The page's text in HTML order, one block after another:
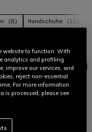
(8) Handschuhe (12)
website to function. With
analytics and profiling
improve our services, and
reject non-essential
For more information
is processed, please see